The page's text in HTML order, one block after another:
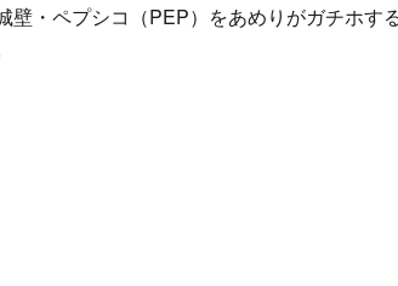
壁・ペプシコ（PEP）をあめりがガチホす